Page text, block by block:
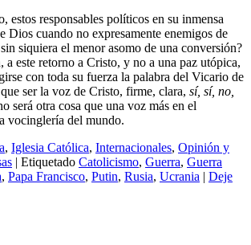
estos responsables políticos en su inmensa
Dios cuando no expresamente enemigos de
siquiera el menor asomo de una conversión?
a este retorno a Cristo, y no a una paz utópica,
con toda su fuerza la palabra del Vicario de
ser la voz de Cristo, firme, clara, sí, sí, no,
será otra cosa que una voz más en el
vocinglería del mundo.
, Iglesia Católica, Internacionales, Opinión y
| Etiquetado Catolicismo, Guerra, Guerra
, Papa Francisco, Putin, Rusia, Ucrania | Deje